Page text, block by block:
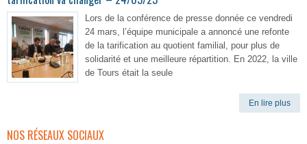
Lors de la conférence de presse donnée ce vendredi
24 mars, l’équipe municipale a annoncé une refonte
de la tarification au quotient familial, pour plus de
solidarité et une meilleure répartition. En 2022, la ville
de Tours était la seule
En lire plus
NOS RÉSEAUX SOCIAUX